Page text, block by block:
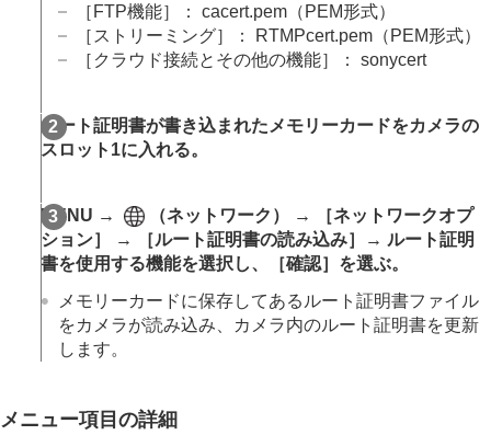
Wi-Fi情報表示
SSID・PWリセット
Bluetooth設定
USB LAN/テザリング
機内モード
アクセス認証設定
アクセス認証情報
Wi-Fi Direct設定
ネットワーク設定リセット
FTP転送機能
ファインダー/モニターの設定
外部出力設定
［FTP機能］
： cacert.pem（PEM形式）
［ストリーミング］
： RTMPcert.pem（PEM形式）
［クラウド接続とその他の機能］
： sonycert
ルート証明書が書き込まれたメモリーカードをカメラの
スロット1に入れる。
MENU → （ネットワーク ） →
［ネットワークオプ
ション］
→ ［ルート証明書の読み込み］
→ ルート証明
書を使用する機能を選択し、
［確認］ を選ぶ。
メモリーカードに保存してあるルート証明書ファイル
をカメラが読み込み、カメラ内のルート証明書を更新
します。
メニュー項目の詳細